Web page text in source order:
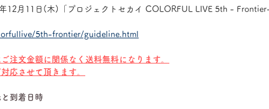
12月11日(木)「プロジェクトセカイ COLORFUL LIVE 5th -
5th-frontier/guideline.html
注文金額に関係なく送料無料になります。
応させて頂きます。
到着日時